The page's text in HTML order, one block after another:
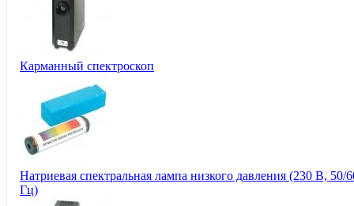
Карманный спектроскоп
Натриевая спектральная лампа низкого давления (230 В, 50/
Гц)